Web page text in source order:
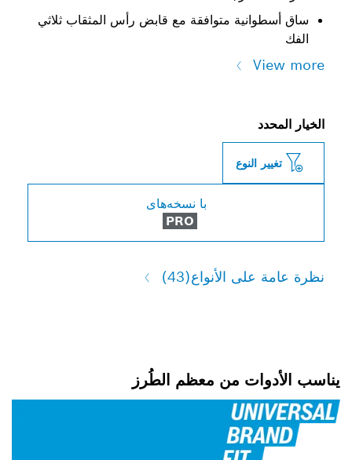
متوافقة مع قابض رأس المثقاب ثلاثي
الأنواع(43)
من معظم الطُرز